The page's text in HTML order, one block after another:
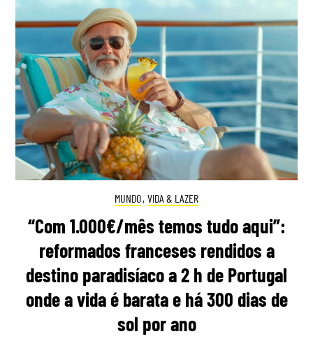
MUNDO, VIDA & LAZER
“Com 1.000€/mês temos tudo aqui”:
reformados franceses rendidos a
destino paradisíaco a 2 h de Portugal
onde a vida é barata e há 300 dias de
sol por ano